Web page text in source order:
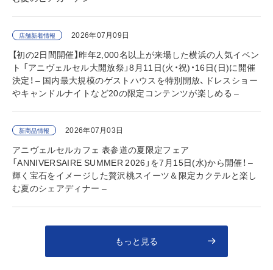
店舗新着情報 2026年07月09日
【初の2日間開催】昨年2,000名以上が来場した横浜の人気イベン
ト 「アニヴェルセル大開放祭」8月11日(火・祝)・16日(日)に開催
決定！ – 国内最大規模のゲストハウスを特別開放、ドレスショー
やキャンドルナイトなど20の限定コンテンツが楽しめる –
新商品情報 2026年07月03日
アニヴェルセルカフェ 表参道の夏限定フェア
「ANNIVERSAIRE SUMMER 2026」を7月15日(水)から開催！ –
輝く宝石をイメージした贅沢桃スイーツ＆限定カクテルと楽し
む夏のシェアディナー –
もっと見る